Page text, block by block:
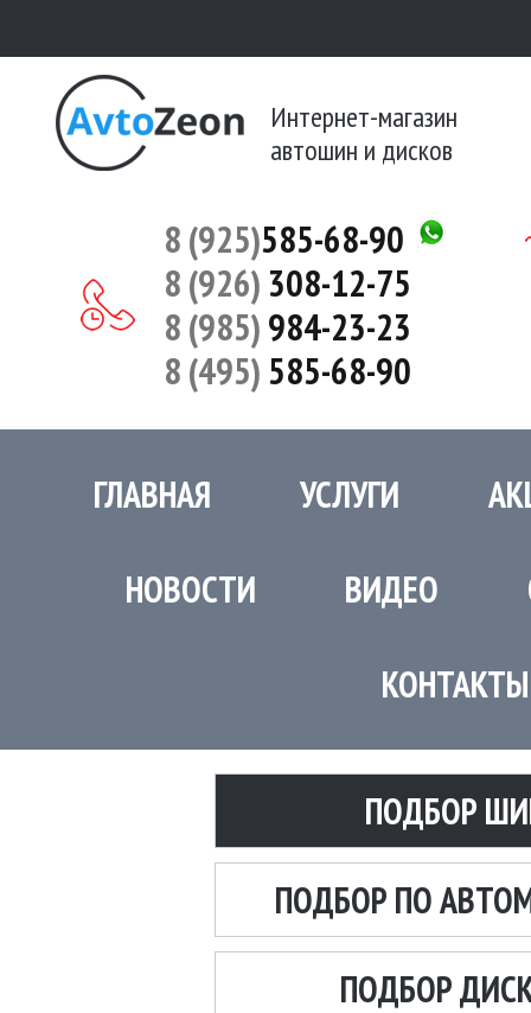
Интернет-магазин
автошин и дисков
8 (925)585-68-90
8 (926) 308-12-75
8 (985)984-23-23
8 (495)585-68-90
ГЛАВНАЯ УСЛУГИ
НОВОСТИ ВИДЕО
КОНТАКТЫ
ПОДБОР
ПОДБОР ПО
ПОДБОР